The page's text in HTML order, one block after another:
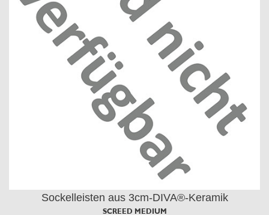
Sockelleisten aus 3cm-DIVA®-Keramik
SCREED MEDIUM